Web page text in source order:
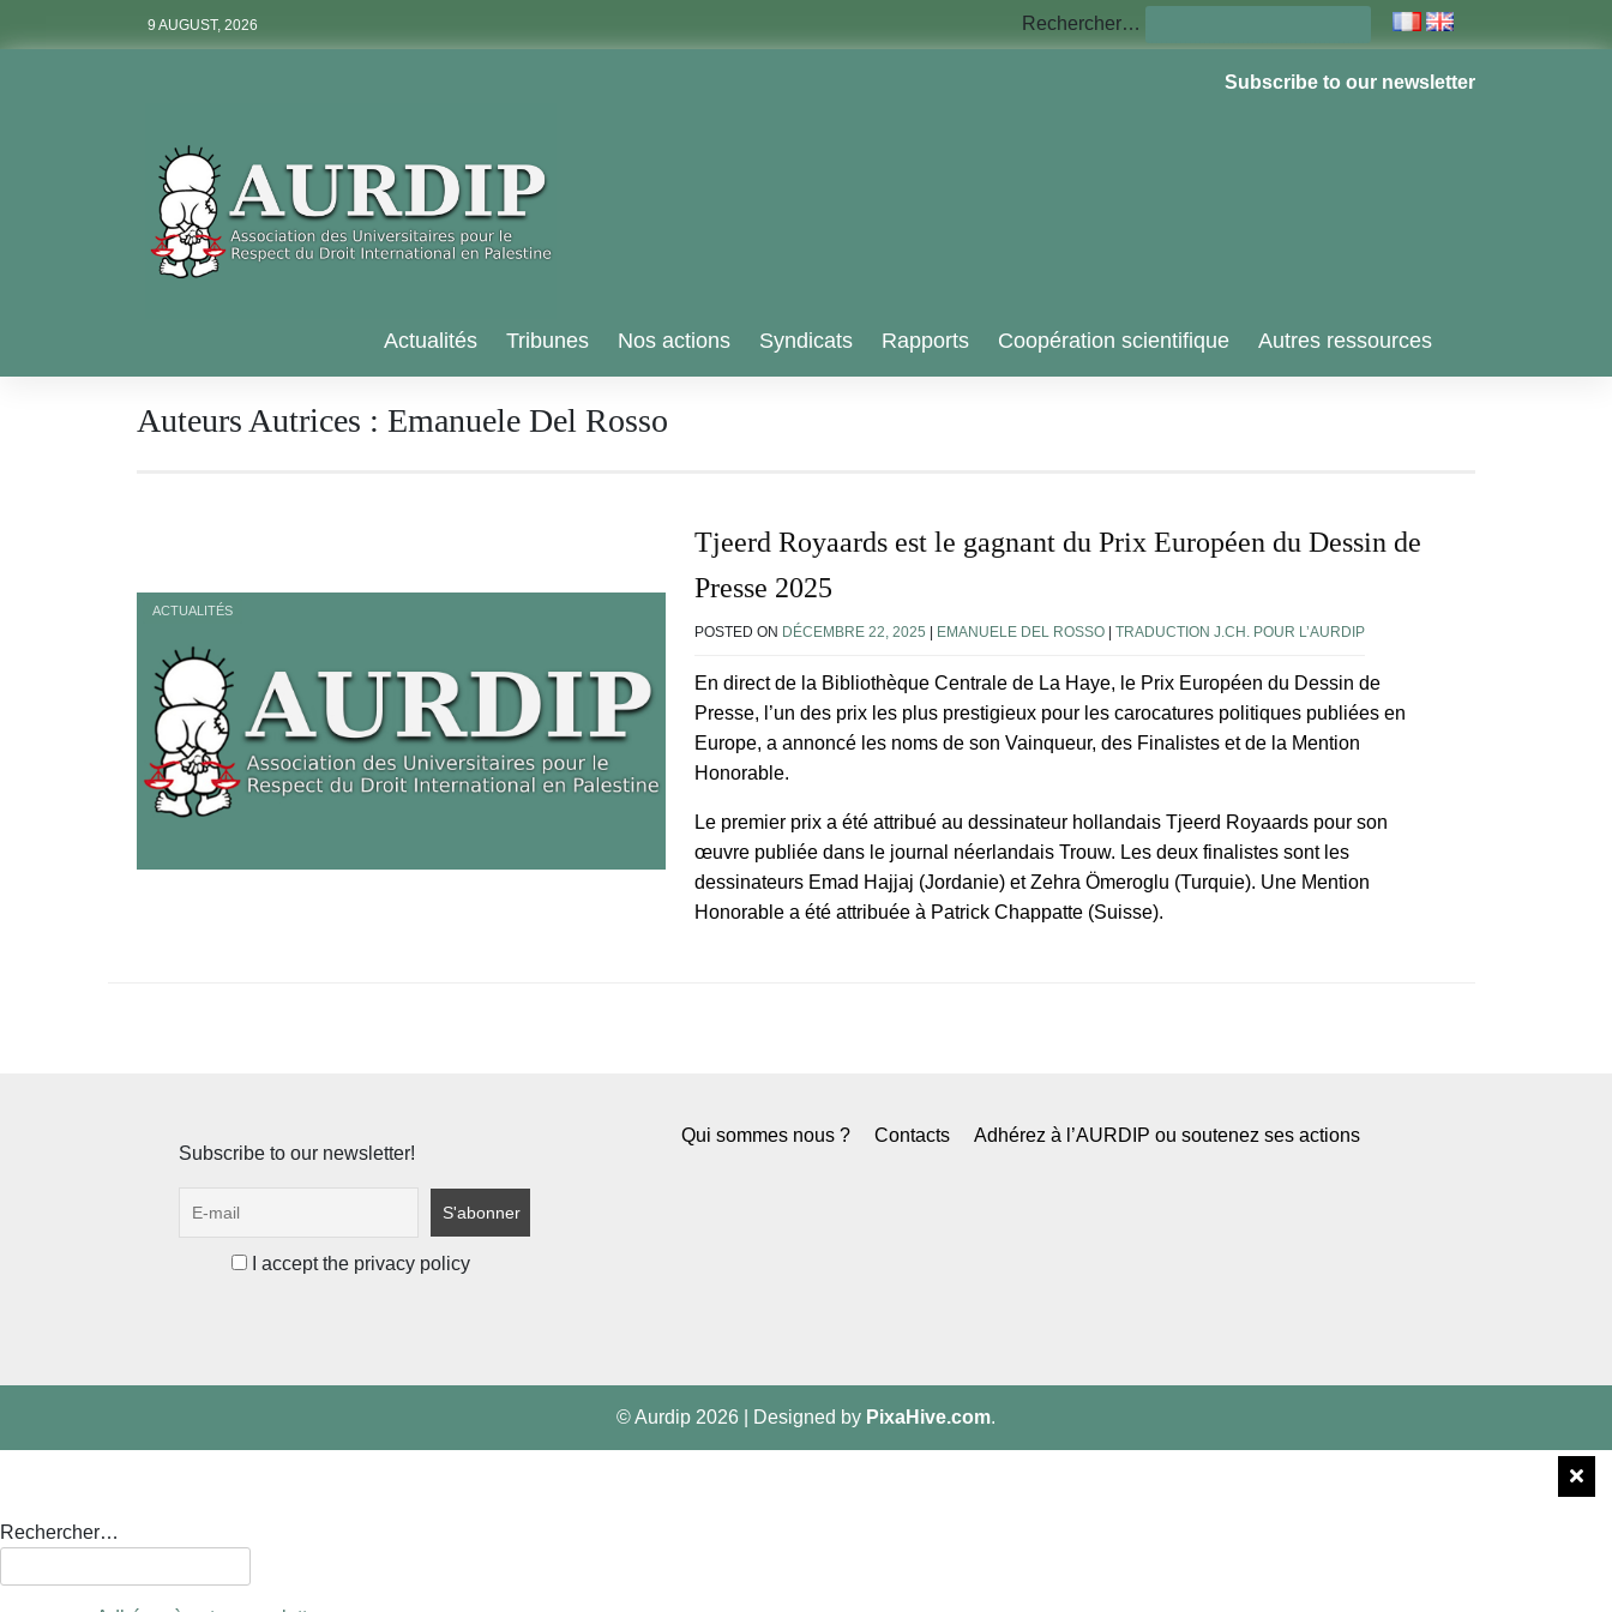
9 AUGUST, 2026 Rechercher…
Subscribe to our newsletter
Aurdip
Actualités Tribunes Nos actions Syndicats Rapports Coopération scientifique Autres ressources
Auteurs Autrices : Emanuele Del Rosso
ACTUALITÉS
Tjeerd Royaards est le gagnant du Prix Européen du Dessin de
Presse 2025
POSTED ON DÉCEMBRE 22, 2025 EMANUELE DEL ROSSO TRADUCTION J.CH. POUR L’AURDIP
En direct de la Bibliothèque Centrale de La Haye, le Prix Européen du Dessin de
Presse, l’un des prix les plus prestigieux pour les carocatures politiques publiées en
Europe, a annoncé les noms de son Vainqueur, des Finalistes et de la Mention
Honorable.
Le premier prix a été attribué au dessinateur hollandais Tjeerd Royaards pour son
œuvre publiée dans le journal néerlandais Trouw. Les deux finalistes sont les
dessinateurs Emad Hajjaj (Jordanie) et Zehra Ömeroglu (Turquie). Une Mention
Honorable a été attribuée à Patrick Chappatte (Suisse).
Subscribe to our newsletter!
I accept the privacy policy
Qui sommes nous ? Contacts Adhérez à l’AURDIP ou soutenez ses actions
© Aurdip 2026 Designed by PixaHive.com.
Rechercher…